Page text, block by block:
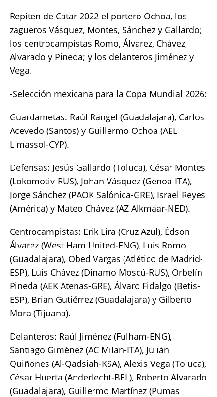
Repiten de Catar 2022 el portero Ochoa, los
zagueros Vásquez, Montes, Sánchez y Gallardo;
los centrocampistas Romo, Álvarez, Chávez,
Alvarado y Pineda; y los delanteros Jiménez y
Vega.
-Selección mexicana para la Copa Mundial 2026:
Guardametas: Raúl Rangel (Guadalajara), Carlos
Acevedo (Santos) y Guillermo Ochoa (AEL
Limassol-CYP).
Defensas: Jesús Gallardo (Toluca), César Montes
(Lokomotiv-RUS), Johan Vásquez (Genoa-ITA),
Jorge Sánchez (PAOK Salónica-GRE), Israel Reyes
(América) y Mateo Chávez (AZ Alkmaar-NED).
Centrocampistas: Erik Lira (Cruz Azul), Édson
Álvarez (West Ham United-ENG), Luis Romo
(Guadalajara), Obed Vargas (Atlético de Madrid-
ESP), Luis Chávez (Dinamo Moscú-RUS), Orbelín
Pineda (AEK Atenas-GRE), Álvaro Fidalgo (Betis-
ESP), Brian Gutiérrez (Guadalajara) y Gilberto
Mora (Tijuana).
Delanteros: Raúl Jiménez (Fulham-ENG),
Santiago Giménez (AC Milan-ITA), Julián
Quiñones (Al-Qadsiah-KSA), Alexis Vega (Toluca),
César Huerta (Anderlecht-BEL), Roberto Alvarado
(Guadalajara), Guillermo Martínez (Pumas